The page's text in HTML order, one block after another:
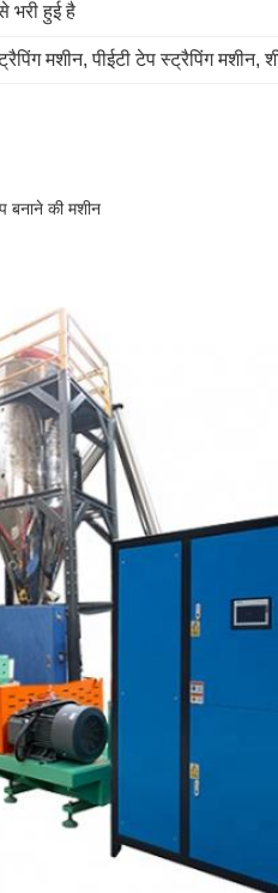
भरी हुई है
मशीन, पीईटी टेप स्ट्रैपिंग मशीन,
बनाने की मशीन